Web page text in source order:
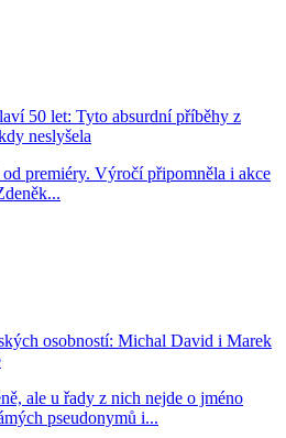
50 let: Tyto absurdní příběhy z
neslyšela
premiéry. Výročí připomněla i akce
osobností: Michal David i Marek
ale u řady z nich nejde o jméno
pseudonymů i...